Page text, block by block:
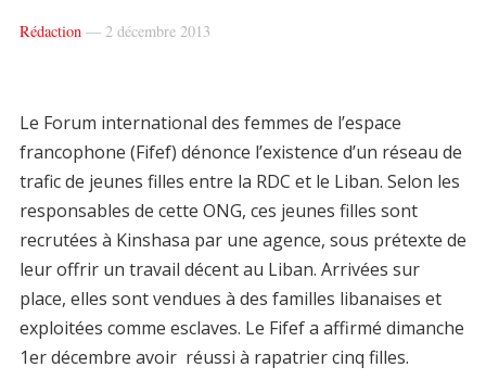
Rédaction— 2 décembre 2013
Le Forum international des femmes de l’espace
francophone (Fifef) dénonce l’existence d’un réseau de
trafic de jeunes filles entre la RDC et le Liban. Selon les
responsables de cette ONG, ces jeunes filles sont
recrutées à Kinshasa par une agence, sous prétexte de
leur offrir un travail décent au Liban. Arrivées sur
place, elles sont vendues à des familles libanaises et
exploitées comme esclaves. Le Fifef a affirmé dimanche
1er décembre avoir réussi à rapatrier cinq filles.